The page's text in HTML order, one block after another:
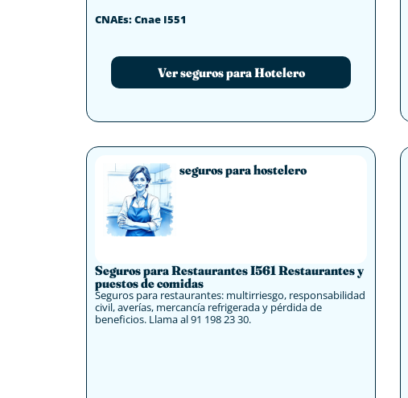
CNAEs: Cnae I551
Ver seguros para Hotelero
seguros para hostelero
Seguros para Restaurantes I561 Restaurantes y
puestos de comidas
Seguros para restaurantes: multirriesgo, responsabilidad
civil, averías, mercancía refrigerada y pérdida de
beneficios. Llama al 91 198 23 30.